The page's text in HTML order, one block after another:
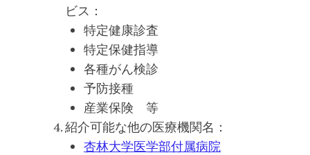
ビス：
特定健康診査
特定保健指導
各種がん検診
予防接種
産業保険 等
紹介可能な他の医療機関名：
杏林大学医学部付属病院